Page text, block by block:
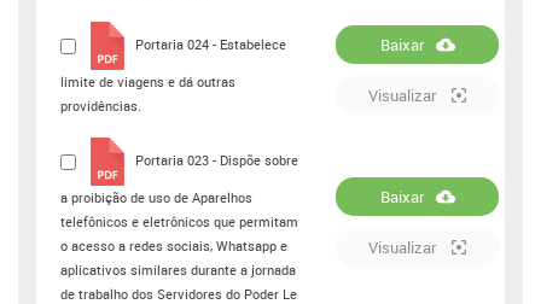
Portaria 024 - Estabelece
limite de viagens e dá outras
providências.
Baixar
Visualizar
Portaria 023 - Dispõe sobre
a proibição de uso de Aparelhos
telefônicos e eletrônicos que permitam
o acesso a redes sociais, Whatsapp e
aplicativos similares durante a jornada
de trabalho dos Servidores do Poder Le
Baixar
Visualizar